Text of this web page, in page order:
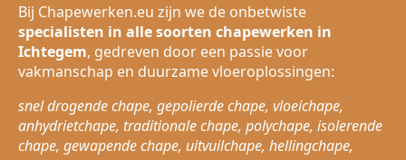
Bij Chapewerken.eu zijn we de onbetwiste
specialisten in alle soorten chapewerken in
Ichtegem, gedreven door een passie voor
vakmanschap en duurzame vloeroplossingen:
snel drogende chape, gepolierde chape, vloeichape,
anhydrietchape, traditionale chape, polychape, isolerende
chape, gewapende chape, uitvuilchape, hellingchape,